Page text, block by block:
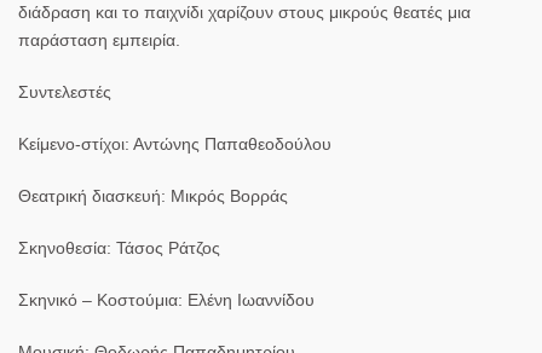
διάδραση και το παιχνίδι χαρίζουν στους μικρούς θεατές μια
παράσταση εμπειρία.
Συντελεστές
Κείμενο-στίχοι: Αντώνης Παπαθεοδούλου
Θεατρική διασκευή: Μικρός Βορράς
Σκηνοθεσία: Τάσος Ράτζος
Σκηνικό – Κοστούμια: Ελένη Ιωαννίδου